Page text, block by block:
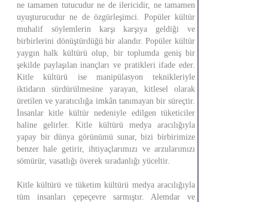
ne tamamen tutucudur ne de ilericidir, ne tamamen
uyuşturucudur ne de özgürleşimci. Popüler kültür
muhalif söylemlerin karşı karşıya geldiği ve
birbirlerini dönüştürdüğü bir alandır. Popüler kültür
yaygın halk kültürü olup, bir toplumda geniş bir
şekilde paylaşılan inançları ve pratikleri ifade eder.
Kitle kültürü ise manipülasyon teknikleriyle
iktidarın sürdürülmesine yarayan, kitlesel olarak
üretilen ve yaratıcılığa imkân tanımayan bir süreçtir.
İnsanlar kitle kültür nedeniyle edilgen tüketiciler
haline gelirler. Kitle kültürü medya aracılığıyla
yapay bir dünya görünümü sunar, bizi birbirimize
benzer hale getirir, ihtiyaçlarımızı ve arzularımızı
sömürür, vasatlığı överek sıradanlığı yüceltir.
Kitle kültürü ve tüketim kültürü medya aracılığıyla
tüm insanları çepeçevre sarmıştır. Alemdar ve